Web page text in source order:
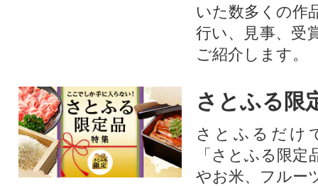
いた数多くの作
行い、見事、受
ご紹介します。
さとふる限
さとふるだけ
「さとふる限
やお米、フルー